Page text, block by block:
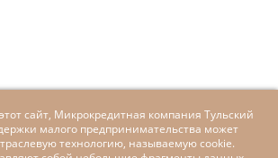
сайт, Микрокредитная компания Тульский
малого предпринимательства может
технологию, называемую cookie.